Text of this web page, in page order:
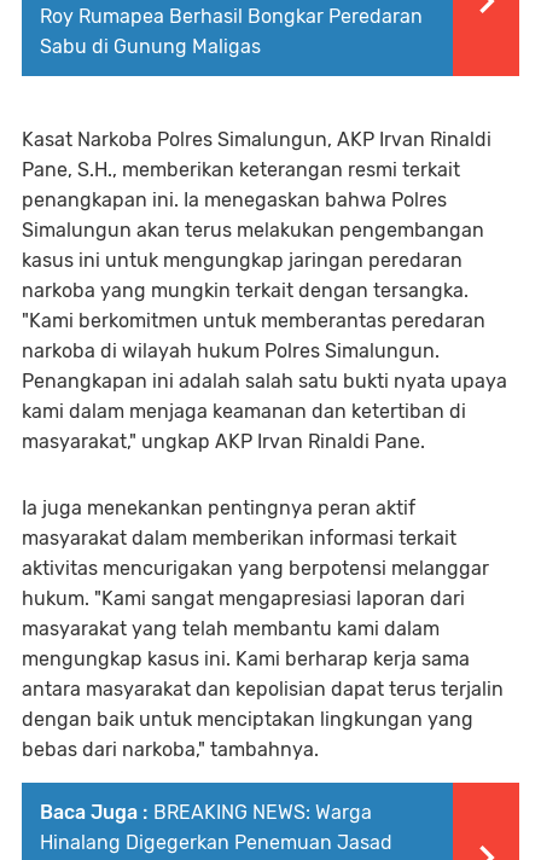
Roy Rumapea Berhasil Bongkar Peredaran
Sabu di Gunung Maligas
Kasat Narkoba Polres Simalungun, AKP Irvan Rinaldi
Pane, S.H., memberikan keterangan resmi terkait
penangkapan ini. Ia menegaskan bahwa Polres
Simalungun akan terus melakukan pengembangan
kasus ini untuk mengungkap jaringan peredaran
narkoba yang mungkin terkait dengan tersangka.
"Kami berkomitmen untuk memberantas peredaran
narkoba di wilayah hukum Polres Simalungun.
Penangkapan ini adalah salah satu bukti nyata upaya
kami dalam menjaga keamanan dan ketertiban di
masyarakat," ungkap AKP Irvan Rinaldi Pane.
Ia juga menekankan pentingnya peran aktif
masyarakat dalam memberikan informasi terkait
aktivitas mencurigakan yang berpotensi melanggar
hukum. "Kami sangat mengapresiasi laporan dari
masyarakat yang telah membantu kami dalam
mengungkap kasus ini. Kami berharap kerja sama
antara masyarakat dan kepolisian dapat terus terjalin
dengan baik untuk menciptakan lingkungan yang
bebas dari narkoba," tambahnya.
Baca Juga : BREAKING NEWS: Warga
Hinalang Digegerkan Penemuan Jasad